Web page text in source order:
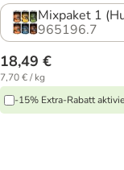
Mixpaket 1
965196.7
18,49 €
7,70 € / kg
-15% Extra-Rabatt